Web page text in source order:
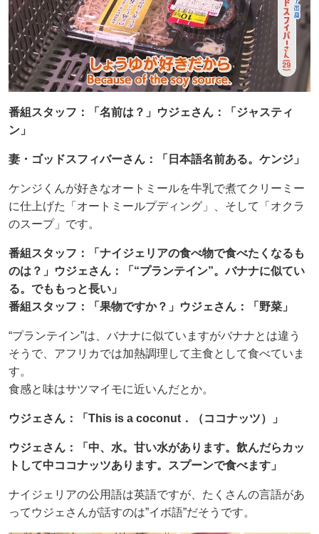
番組スタッフ：「名前は？」ウジェさん：「ジャスティ
ン」
妻・ゴッドスフィバーさん：「日本語名前ある。ケンジ」
ケンジくんが好きなオートミールを牛乳で煮てクリーミー
に仕上げた「オートミールプディング」、そして「オクラ
のスープ」です。
番組スタッフ：「ナイジェリアの食べ物で食べたくなるも
のは？」ウジェさん：「“プランテイン”。バナナに似てい
る。でももっと長い」
番組スタッフ：「果物ですか？」ウジェさん：「野菜」
“プランテイン”は、バナナに似ていますがバナナとは違う
そうで、アフリカでは加熱調理して主食として食べていま
す。
食感と味はサツマイモに近いんだとか。
ウジェさん：「This is a coconut．（ココナッツ）」
ウジェさん：「中、水。甘い水があります。飲んだらカッ
トして中ココナッツあります。スプーンで食べます」
ナイジェリアの公用語は英語ですが、たくさんの言語があ
ってウジェさんが話すのは”イボ語”だそうです。